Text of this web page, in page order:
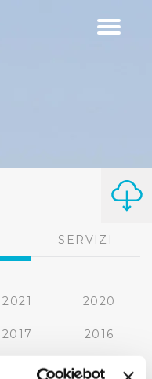
Toggle
SERVIZI
2021 2020
2017 2016
2012